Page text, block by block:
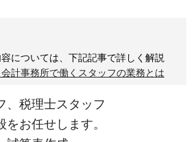
については、下記記事で詳しく解説
計事務所で働くスタッフの業務とは
、税理士スタッフ
お任せします。